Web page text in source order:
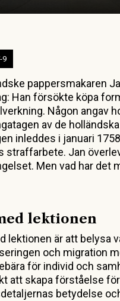
9
pappersmakaren
Han försökte köpa
Någon angav
av de
inleddes i januari
straffarbete. Jan
Men vad har det
lektionen
lektionen är att belysa
och migration
för individ och
att skapa förståelse för
betydelse